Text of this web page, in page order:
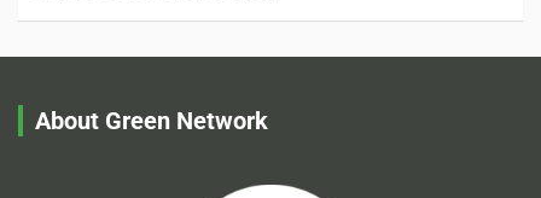
About Green Network